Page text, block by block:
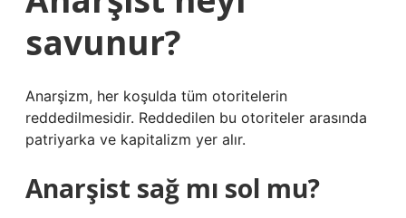
savunur?
Anarşizm, her koşulda tüm otoritelerin
reddedilmesidir. Reddedilen bu otoriteler arasında
patriyarka ve kapitalizm yer alır.
Anarşist sağ mı sol mu?